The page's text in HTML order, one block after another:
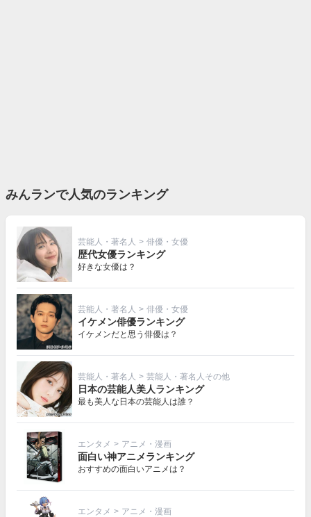
みんランで人気のランキング
芸能人・著名人 > 俳優・女優
歴代女優ランキング
好きな女優は？
芸能人・著名人 > 俳優・女優
イケメン俳優ランキング
イケメンだと思う俳優は？
芸能人・著名人 > 芸能人・著名人その他
日本の芸能人美人ランキング
最も美人な日本の芸能人は誰？
エンタメ > アニメ・漫画
面白い神アニメランキング
おすすめの面白いアニメは？
エンタメ > アニメ・漫画